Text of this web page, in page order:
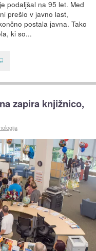
podaljšal na 95 let. Med
prešlo v javno last,
postala javna. Tako
ki so...
zapira knjižnico,